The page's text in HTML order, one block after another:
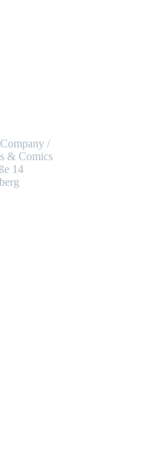
/
& Comics
14